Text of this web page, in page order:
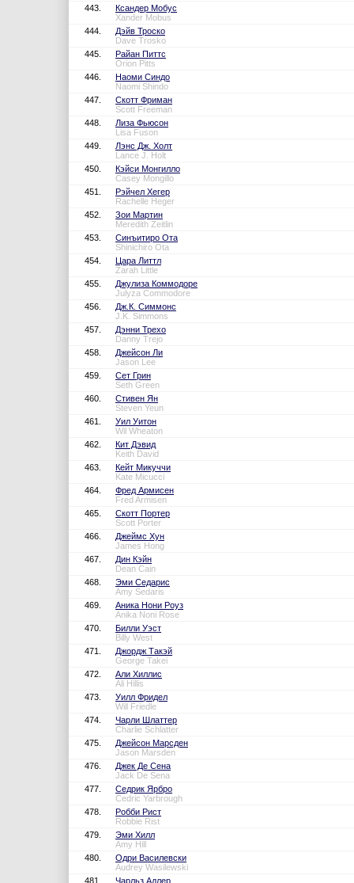
443.
Ксандер Мобус
Xander Mobus
444.
Дэйв Троско
Dave Trosko
445.
Райан Питтс
Orion Pitts
446.
Наоми Синдо
Naomi Shindo
447.
Скотт Фриман
Scott Freeman
448.
Лиза Фьюсон
Lisa Fuson
449.
Лэнс Дж. Холт
Lance J. Holt
450.
Кэйси Монгилло
Casey Mongillo
451.
Рэйчел Хегер
Rachelle Heger
452.
Зои Мартин
Meredith Zeitlin
453.
Синъитиро Ота
Shinichiro Ota
454.
Цара Литтл
Zarah Little
455.
Джулиза Коммодоре
Julyza Commodore
456.
Дж.К. Симмонс
J.K. Simmons
457.
Дэнни Трехо
Danny Trejo
458.
Джейсон Ли
Jason Lee
459.
Сет Грин
Seth Green
460.
Стивен Ян
Steven Yeun
461.
Уил Уитон
Wil Wheaton
462.
Кит Дэвид
Keith David
463.
Кейт Микуччи
Kate Micucci
464.
Фред Армисен
Fred Armisen
465.
Скотт Портер
Scott Porter
466.
Джеймс Хун
James Hong
467.
Дин Кэйн
Dean Cain
468.
Эми Седарис
Amy Sedaris
469.
Аника Нони Роуз
Anika Noni Rose
470.
Билли Уэст
Billy West
471.
Джордж Такэй
George Takei
472.
Али Хиллис
Ali Hillis
473.
Уилл Фридел
Will Friedle
474.
Чарли Шлаттер
Charlie Schlatter
475.
Джейсон Марсден
Jason Marsden
476.
Джек Де Сена
Jack De Sena
477.
Седрик Ярбро
Cedric Yarbrough
478.
Робби Рист
Robbie Rist
479.
Эми Хилл
Amy Hill
480.
Одри Василевски
Audrey Wasilewski
481.
Чарльз Адлер